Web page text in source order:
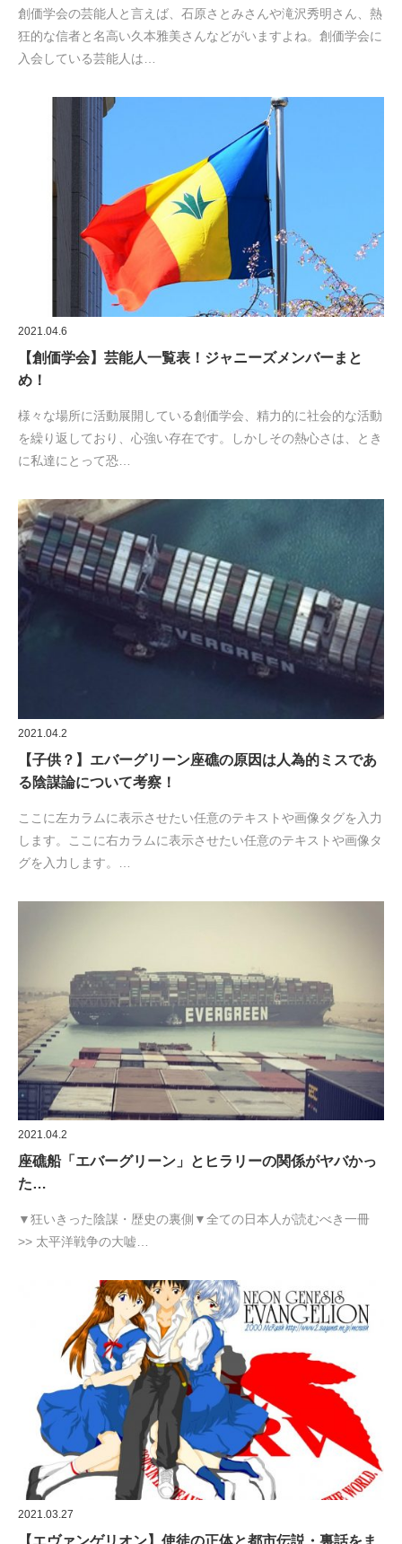
創価学会の芸能人と言えば、石原さとみさんや滝沢秀明さん、熱
狂的な信者と名高い久本雅美さんなどがいますよね。創価学会に
入会している芸能人は…
2021.04.6
【創価学会】芸能人一覧表！ジャニーズメンバーまと
め！
様々な場所に活動展開している創価学会、精力的に社会的な活動
を繰り返しており、心強い存在です。しかしその熱心さは、とき
に私達にとって恐…
2021.04.2
【子供？】エバーグリーン座礁の原因は人為的ミスであ
る陰謀論について考察！
ここに左カラムに表示させたい任意のテキストや画像タグを入力
します。ここに右カラムに表示させたい任意のテキストや画像タ
グを入力します。…
2021.04.2
座礁船「エバーグリーン」とヒラリーの関係がヤバかっ
た…
▼狂いきった陰謀・歴史の裏側▼全ての日本人が読むべき一冊
>> 太平洋戦争の大嘘…
2021.03.27